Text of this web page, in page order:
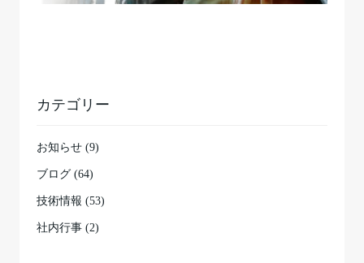
カテゴリー
お知らせ (9)
ブログ (64)
技術情報 (53)
社内行事 (2)